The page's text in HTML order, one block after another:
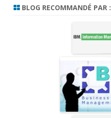
BLOG RECOMMANDÉ PAR :